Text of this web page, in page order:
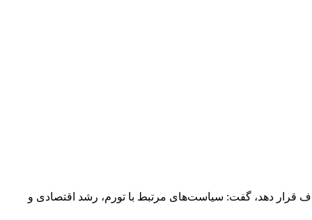
قرار دهد، گفت: سیاست‌های مرتبط با تورم، رشد اقتصادی و